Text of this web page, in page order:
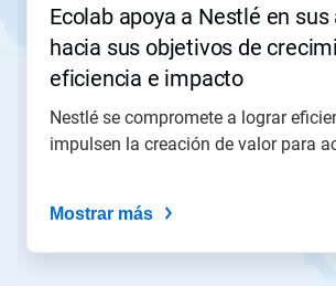
diapositiva
puntos
Ecolab apoya a Nestlé en sus
hacia sus objetivos de
eficiencia e impacto
Nestlé se compromete a lograr
impulsen la creación de valor para
Mostrar más